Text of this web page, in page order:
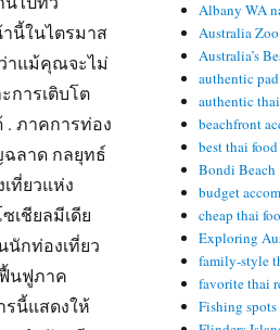
านี้ในไตรมาส
ว่าแม้คุณจะไม่
การเติบโต
ภาคการท่อง
ฉลาด กลยุทธ์
ที่ยวแห่ง
เชียลมีเดีย
นักท่องเที่ยว
นฟูภาค
รนี้แสดงให้
Albany WA
Australia Zoo
Australia’s
authentic
authentic
beachfront
best thai
Bondi Beach
budget
cheap thai
Exploring
family-style
favorite thai
Fishing